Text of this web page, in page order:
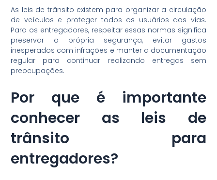
As leis de trânsito existem para organizar a circulação
de veículos e proteger todos os usuários das vias.
Para os entregadores, respeitar essas normas significa
preservar a própria segurança, evitar gastos
inesperados com infrações e manter a documentação
regular para continuar realizando entregas sem
preocupações.
Por que é importante
conhecer as leis de
trânsito para
entregadores?